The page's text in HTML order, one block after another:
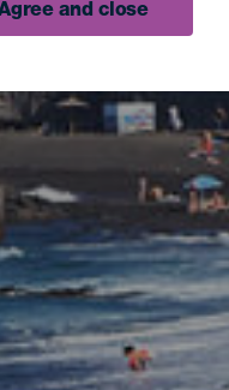
and close